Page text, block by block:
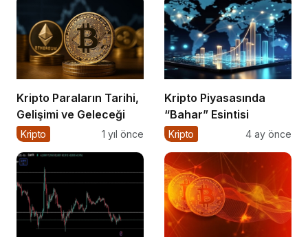
Kripto Paraların Tarihi,
Gelişimi ve Geleceği
Kripto 1 yıl önce
Kripto Piyasasında
“Bahar” Esintisi
Kripto 4 ay önce